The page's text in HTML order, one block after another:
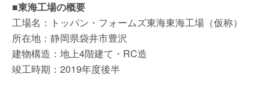
■東海工場の概要
工場名：トッパン・フォームズ東海東海工場（仮称）
所在地：静岡県袋井市豊沢
建物構造：地上4階建て・RC造
竣工時期：2019年度後半